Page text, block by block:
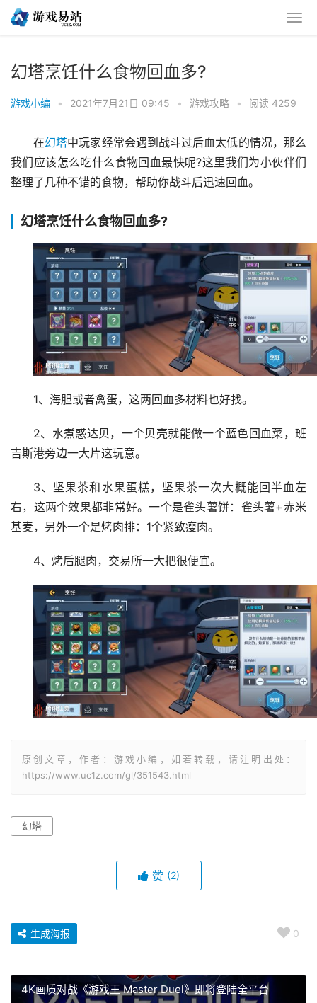
幻塔烹饪什么食物回血多?
游戏小编 • 2021年7月21日 09:45 • 游戏攻略 • 阅读 4259
在幻塔中玩家经常会遇到战斗过后血太低的情况，那么
我们应该怎么吃什么食物回血最快呢?这里我们为小伙伴们
整理了几种不错的食物，帮助你战斗后迅速回血。
幻塔烹饪什么食物回血多?
1、海胆或者禽蛋，这两回血多材料也好找。
2、水煮惑达贝，一个贝壳就能做一个蓝色回血菜，班
吉斯港旁边一大片这玩意。
3、坚果茶和水果蛋糕，坚果茶一次大概能回半血左
右，这两个效果都非常好。一个是雀头薯饼：雀头薯+赤米
基麦，另外一个是烤肉排：1个紧致瘦肉。
4、烤后腿肉，交易所一大把很便宜。
原创文章，作者：游戏小编，如若转载，请注明出处：
https://www.uc1z.com/gl/351543.html
幻塔
赞 (2)
0
生成海报
4K画质对战《游戏王 Master Duel》即将登陆全平台